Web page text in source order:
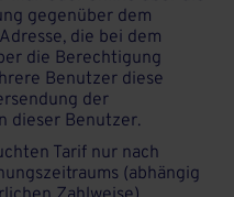
gegenüber dem
die bei dem
die Berechtigung
Benutzer diese
der
dieser Benutzer.
Tarif nur nach
(abhängig